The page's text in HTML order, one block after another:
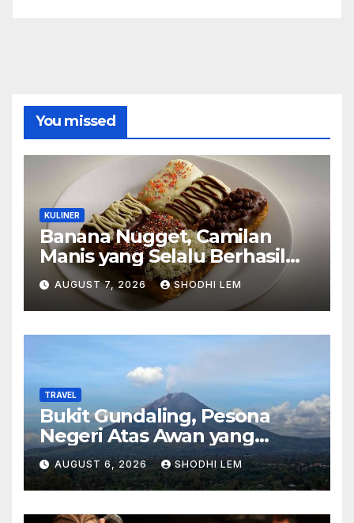
You missed
KULINER
Banana Nugget, Camilan
Manis yang Selalu Berhasil
Menghadirkan Kebahagiaan
di Setiap Gigitan
AUGUST 7, 2026 SHODHI LEM
TRAVEL
Bukit Gundaling, Pesona
Negeri Atas Awan yang
Menyimpan Keindahan Alam
Berkesan
AUGUST 6, 2026 SHODHI LEM